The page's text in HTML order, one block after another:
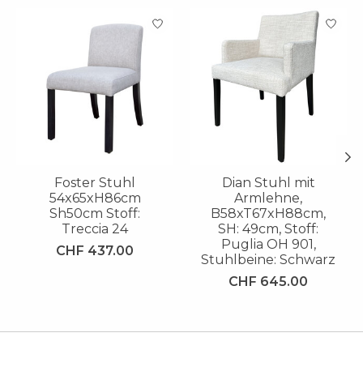
Produkt-Karussell-Artikel
Foster Stuhl
54x65xH86cm
Sh50cm Stoff:
Treccia 24
CHF 437.00
Dian Stuhl mit
Armlehne,
B58xT67xH88cm,
SH: 49cm, Stoff:
Puglia OH 901,
Stuhlbeine: Schwarz
CHF 645.00